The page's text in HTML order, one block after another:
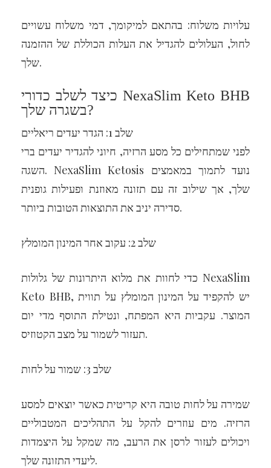
עלויות משלוח: בהתאם למיקומך, דמי משלוח עשויים
לחול, העלולים להגדיל את העלות הכוללת של ההזמנה
שלך.
כיצד לשלב כדורי NexaSlim Keto BHB
בשגרה שלך?
שלב 1: הגדר יעדים ריאליים
לפני שמתחילים כל מסע הרזיה, חיוני להגדיר יעדים ברי
השגה. NexaSlim Ketosis נועד לתמוך במאמצים
שלך, אך שילוב זה עם תזונה מאוזנת ופעילות גופנית
סדירה יניב את התוצאות הטובות ביותר.
שלב 2: עקוב אחר המינון המומלץ
כדי לחוות את מלוא היתרונות של גלולות NexaSlim
Keto BHB, יש להקפיד על המינון המומלץ על תווית
המוצר. עקביות היא המפתח, ונטילת התוסף מדי יום
תעזור לשמור על מצב הקטוזיס.
שלב 3: שמור על לחות
שמירה על לחות טובה היא קריטית כאשר יוצאים למסע
הרזיה. מים עוזרים להקל על התהליכים המטבוליים
ויכולים לעזור לרסן את הרעב, מה שמקל על היצמדות
ליעדי התזונה שלך.